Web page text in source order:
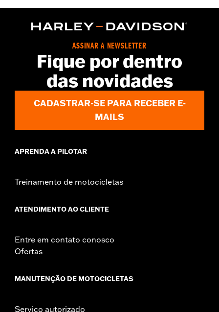
WARRANTY:90 day limited warranty – Go towww.h-
Imported
ASSINAR A NEWSLETTER
Fique por dentro
das novidades
CADASTRAR-SE PARA RECEBER E-
MAILS
APRENDA A PILOTAR
Treinamento de motocicletas
ATENDIMENTO AO CLIENTE
Entre em contato conosco
Ofertas
MANUTENÇÃO DE MOTOCICLETAS
Serviço autorizado